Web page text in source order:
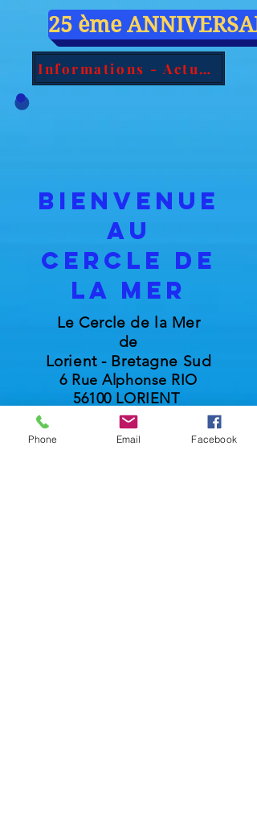
25 ème
Informations - Actualités
BIENVENUE
au
cercle de
la mer
Le Cercle de la Mer
de
Lorient - Bretagne Sud
6 Rue Alphonse RIO
56100 LORIENT
EMBARQUEZ
Phone Email Facebook